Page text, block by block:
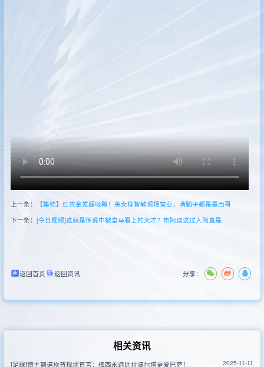
上一条： 【集锦】红衣金发超吸睛！美女柳智敏现场营业，满脑子都是墨西哥
下一条： [今日视频]这就是传说中被皇马看上的天才？布阿迪这过人简直是
返回首页 返回资讯 分享：
相关资讯
[足球]博主到诺坎普现场直言：梅西永远比拉波尔塔更爱巴萨！ 2025-11-11